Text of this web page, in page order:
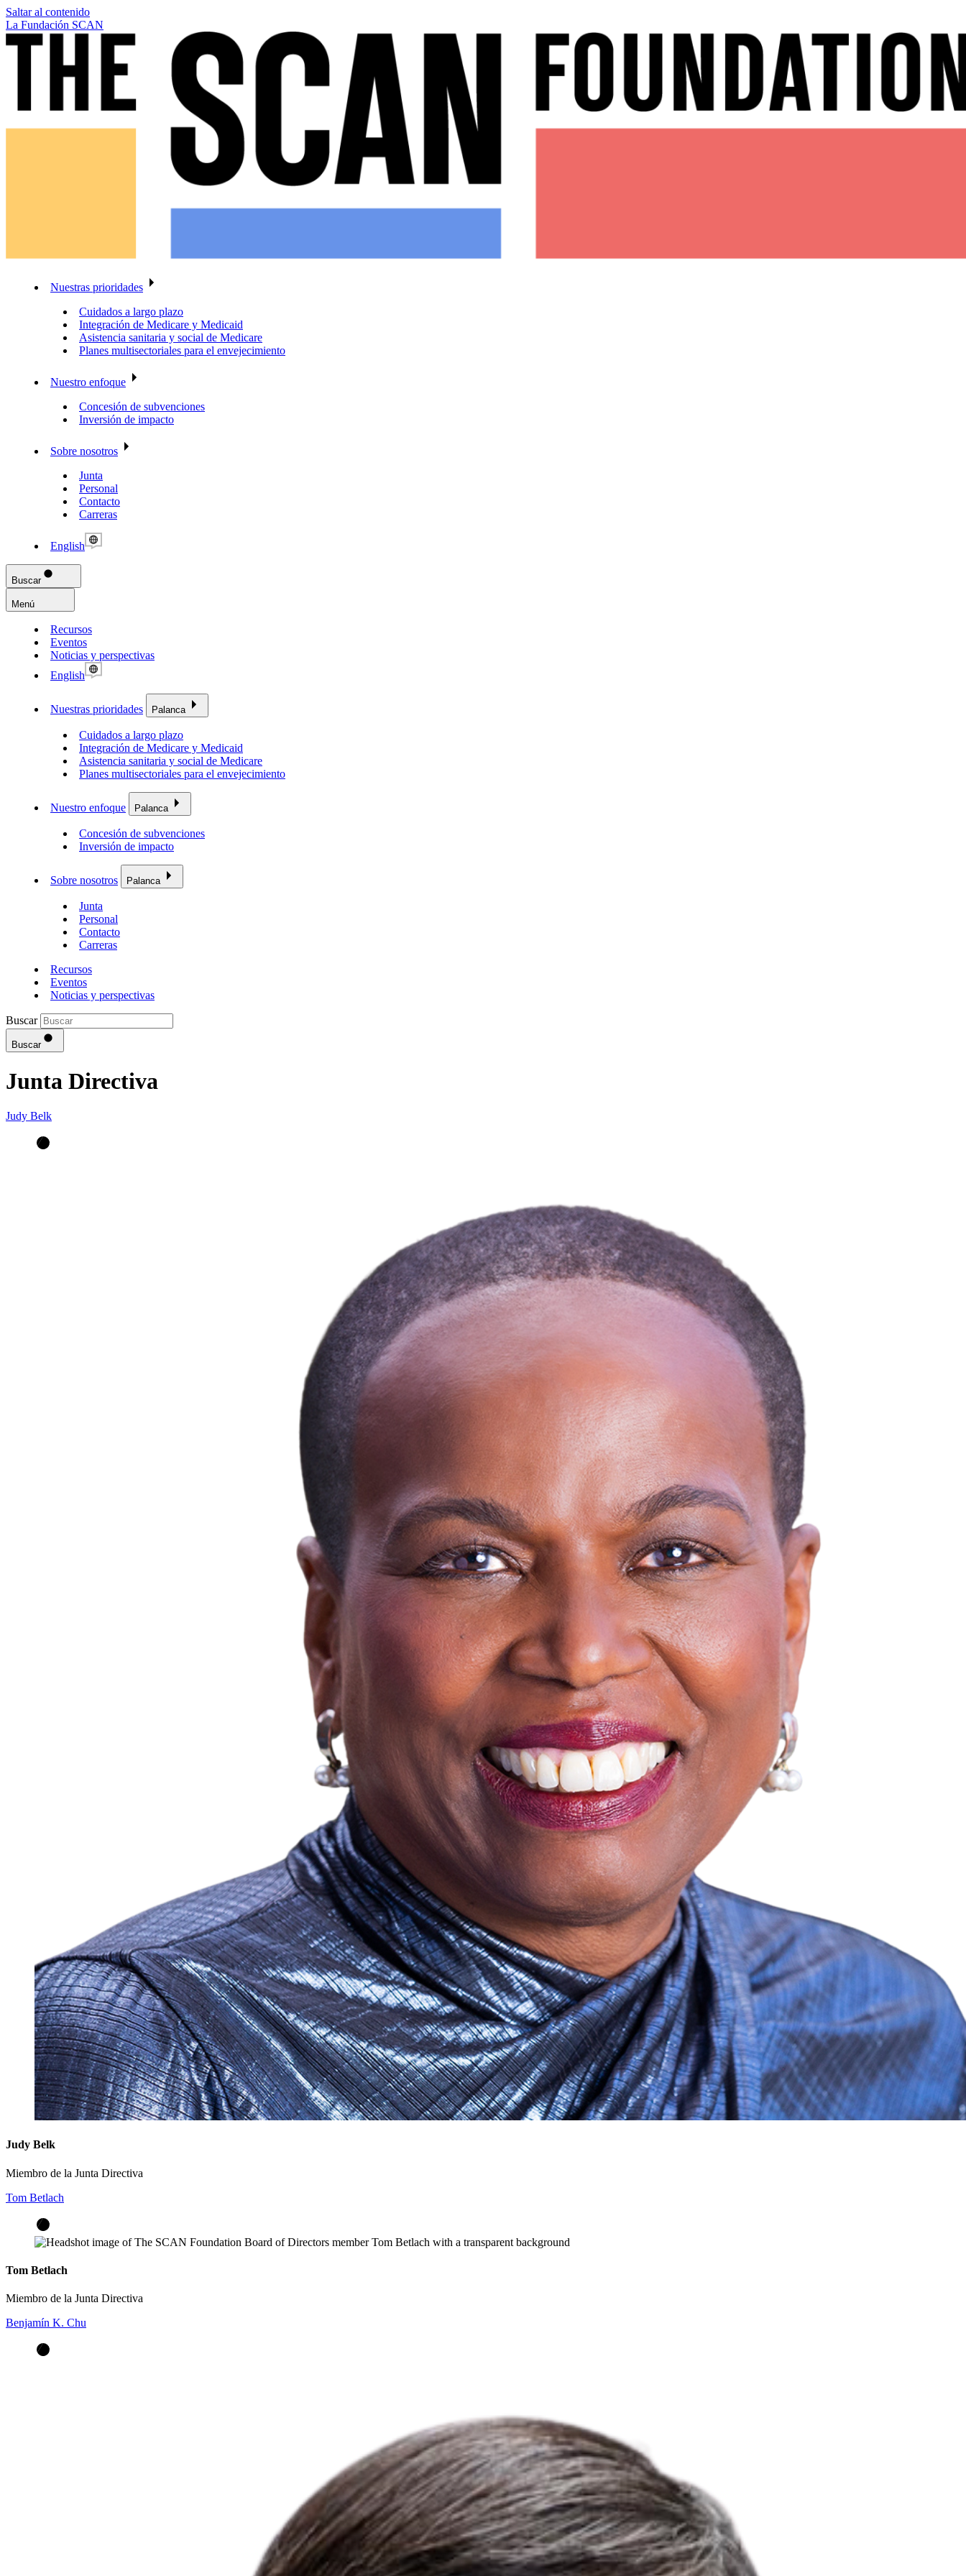
Saltar al contenido
La Fundación SCAN
Nuestras prioridades
Cuidados a largo plazo
Integración de Medicare y Medicaid
Asistencia sanitaria y social de Medicare
Planes multisectoriales para el envejecimiento
Nuestro enfoque
Concesión de subvenciones
Inversión de impacto
Sobre nosotros
Junta
Personal
Contacto
Carreras
English
Buscar
Menú
Recursos
Eventos
Noticias y perspectivas
English
Nuestras prioridades Palanca
Cuidados a largo plazo
Integración de Medicare y Medicaid
Asistencia sanitaria y social de Medicare
Planes multisectoriales para el envejecimiento
Nuestro enfoque Palanca
Concesión de subvenciones
Inversión de impacto
Sobre nosotros Palanca
Junta
Personal
Contacto
Carreras
Recursos
Eventos
Noticias y perspectivas
Buscar
Buscar
Junta Directiva
Judy Belk
Judy Belk
Miembro de la Junta Directiva
Tom Betlach
Tom Betlach
Miembro de la Junta Directiva
Benjamín K. Chu